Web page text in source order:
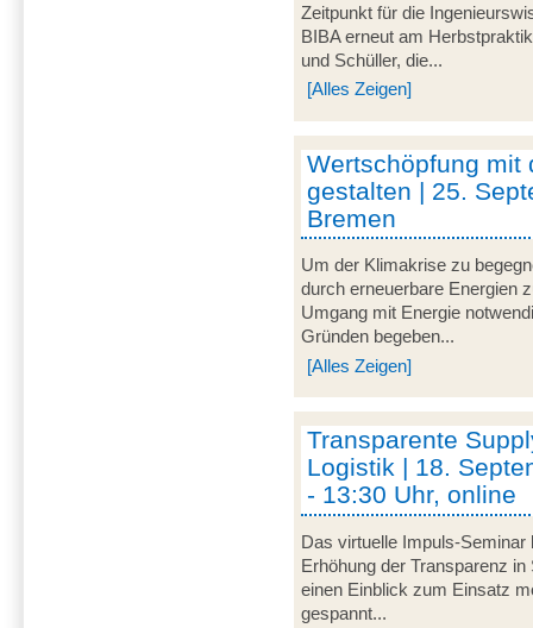
Zeitpunkt für die
BIBA erneut am
und Schüller, die...
[Alles Zeigen]
Wertschöpfung mit
gestalten | 25.
Bremen
Um der Klimakrise zu
durch erneuerbare Energien
Umgang mit Energie
Gründen begeben...
[Alles Zeigen]
Transparente
Logistik | 18.
- 13:30 Uhr, online
Das virtuelle Impuls-Seminar
Erhöhung der Transparenz
einen Einblick zum Einsatz
gespannt...